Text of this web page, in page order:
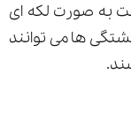
به صورت لکه ای
ها می توانند